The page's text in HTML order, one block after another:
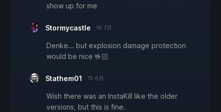
show up for me
Stormycastle 16 7月
Denke... but explosion damage protection
would be nice 🤟🏻
Stathem01 15 6月
Wish there was an InstaKill like the older
versions, but this is fine.